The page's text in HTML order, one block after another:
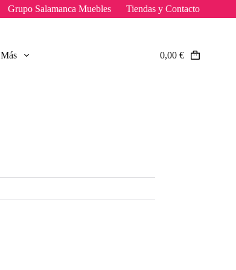
Grupo Salamanca Muebles Tiendas y Contacto
Más
Carro
0,00 €